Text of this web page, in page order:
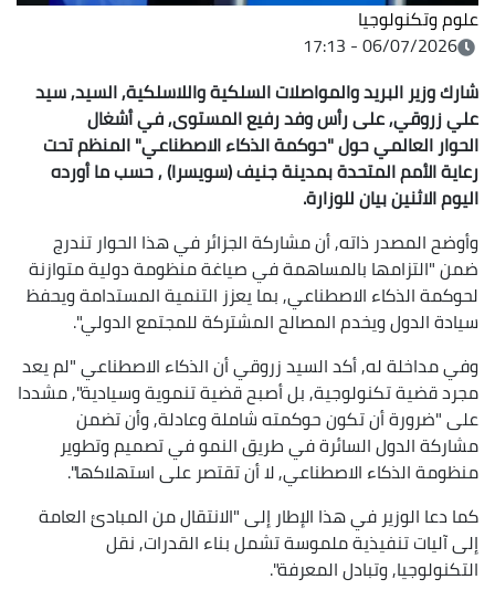
علوم وتكنولوجيا
06/07/2026 - 17:13
شارك وزير البريد والمواصلات السلكية واللاسلكية, السيد, سيد
علي زروقي, على رأس وفد رفيع المستوى, في أشغال
الحوار العالمي حول "حوكمة الذكاء الاصطناعي" المنظم تحت
رعاية الأمم المتحدة بمدينة جنيف (سويسرا) , حسب ما أورده
اليوم الاثنين بيان للوزارة.
وأوضح المصدر ذاته, أن مشاركة الجزائر في هذا الحوار تندرج
ضمن "التزامها بالمساهمة في صياغة منظومة دولية متوازنة
لحوكمة الذكاء الاصطناعي, بما يعزز التنمية المستدامة ويحفظ
سيادة الدول ويخدم المصالح المشتركة للمجتمع الدولي".
وفي مداخلة له, أكد السيد زروقي أن الذكاء الاصطناعي "لم يعد
مجرد قضية تكنولوجية, بل أصبح قضية تنموية وسيادية", مشددا
على "ضرورة أن تكون حوكمته شاملة وعادلة, وأن تضمن
مشاركة الدول السائرة في طريق النمو في تصميم وتطوير
منظومة الذكاء الاصطناعي, لا أن تقتصر على استهلاكها".
كما دعا الوزير في هذا الإطار إلى "الانتقال من المبادئ العامة
إلى آليات تنفيذية ملموسة تشمل بناء القدرات, نقل
التكنولوجيا, وتبادل المعرفة".